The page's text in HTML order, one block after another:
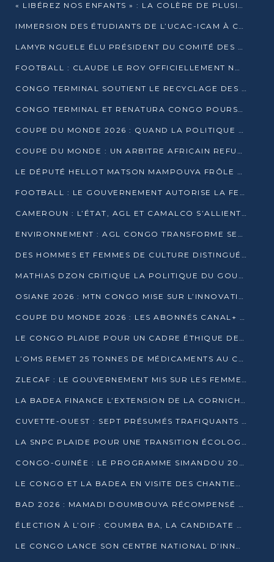
« LIBÉREZ NOS ENFANTS » : LA COLÈRE DE PLUSIEURS MÈRES À BRAZZAVILLE CONTRE LA DGSP
IMMERSION DES ÉTUDIANTS DE L’UCAC-ICAM À CONGO TERMINAL
LAMYR NGUELE ÉLU PRÉSIDENT DU COMITÉ DES MEMBRES D’HONNEUR DU PCT
FOOTBALL : CLAUDE LE ROY OFFICIELLEMENT NOMMÉ SÉLECTIONNEUR DU CONGO
CONGO TERMINAL SOUTIENT LE RECYCLAGE DES DÉCHETS PLASTIQUES À POINTE-NOIRE
CONGO TERMINAL ET RENATURA CONGO POURSUIVENT LEUR COMBAT POUR LA BIODIVERSITÉ
COUPE DU MONDE 2026 : QUAND LA POLITIQUE MENACE L’UNIVERSALITÉ DU FOOTBALL
COUPE DU MONDE : UN ARBITRE AFRICAIN REFUSÉ À L’ENTRÉE DES ÉTATS-UNIS
LE DÉPUTÉ HELLOT MATSON MAMPOUYA FRÔLE LA MORT LORS D’UNE EMBUSCADE DZNS LE POOL
FOOTBALL : LE GOUVERNEMENT AUTORISE LA FECOFOOT À OCCUPER LES COMPLEXES SPORTIFS
CAMEROUN : L’ÉTAT, AGL ET CAMALCO S’ALLIENT POUR UN MÉGA-PROJET FERROVIAIRE
ENVIRONNEMENT : AGL CONGO TRANSFORME SES DÉCHETS EN OUTILS DE FORMATION
DES HOMMES ET FEMMES DE CULTURE DISTINGUÉS POUR LEUR ENGAGEMENT PAR BANTOU CULTURE
MATHIAS DZON CRITIQUE LA POLITIQUE DU GOUVERNEMENT ET ALERTE SUR LA DETTE DU CONGO
OSIANE 2026 : MTN CONGO MISE SUR L’INNOVATION POUR RELEVER LES DÉFIS AFRICAINS
COUPE DU MONDE 2026 : LES ABONNÉS CANAL+ AU CONGO DÉÇUS À QUELQUES JOURS DU COUP D’ENVOI
LE CONGO PLAIDE POUR UN CADRE ÉTHIQUE DE L’INTELLIGENCE ARTIFICIELLE À DAKAR
L’OMS REMET 25 TONNES DE MÉDICAMENTS AU CONGO POUR RENFORCER LA RIPOSTE AUX ÉPIDÉMIES
ZLECAF : LE GOUVERNEMENT MIS SUR LES FEMMES ENTREPRENEURES
LA BADEA FINANCE L’EXTENSION DE LA CORNICHE SUD DE BRAZZAVILLE
CUVETTE-OUEST : SEPT PRÉSUMÉS TRAFIQUANTS DE FAUNE INTERPELLÉS À EWO ET KELLÉ
LA SNPC PLAIDE POUR UNE TRANSITION ÉCOLOGIQUE PROGRESSIVE
CONGO-GUINÉE : LE PROGRAMME SIMANDOU 2040 AU CŒUR DES ÉCHANGES À LA BAD
LE CONGO ET LA BADEA EN VISITE DES CHANTIERS
BAD 2026 : MAMADI DOUMBOUYA RÉCOMPENSÉ PAR LE TROPHÉE BABACAR NDIAYE À BRAZZAVILLE
ÉLECTION À L’OIF : COUMBA BA, LA CANDIDATE DISCRÈTE QUI BOUSCULE LE JEU DIPLOMATIQUE
LE CONGO LANCE SON CENTRE NATIONAL D’INNOVATION